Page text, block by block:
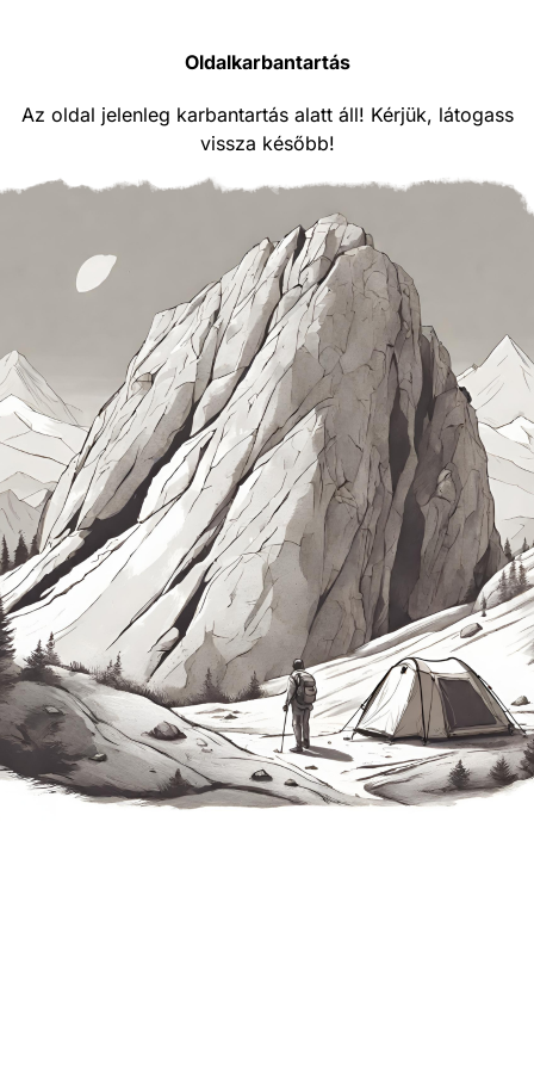
Oldalkarbantartás
Az oldal jelenleg karbantartás alatt áll! Kérjük, látogass
vissza később!